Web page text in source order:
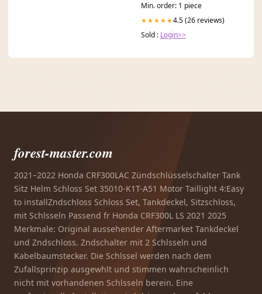
Min. order: 1 piece
★★★★★4.5 (26 reviews)
Sold : Login>>
forest-master.com
2021–2022 Honda CRF300LAC Zündschlüsselschalter Tank
Sitz Helm Schloss Set 35010-K1T-A51 Motor Taillight 4:Easy
to installZndschloss Schloss Set, Tankdeckel, Sitzschloss,
mit Schlsseln Passend fr Honda CRF300L LS 2021 2025
Merkmale: Original aussehender Aftermarket Tankdeckel
und Zndschloss. Zndschalter mit 2 Schlsseln und
Kabelbaumstecker. Die Schlssel werden nach dem
Zufallsprinzip ausgewhlt und stimmen wahrscheinlich
nicht mit vorhandenen Schlsseln berein. Eine